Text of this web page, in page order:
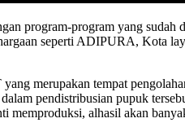
program-program yang
seperti ADIPURA, Kota
merupakan tempat
pendistribusian pupuk
memproduksi, alhasil akan